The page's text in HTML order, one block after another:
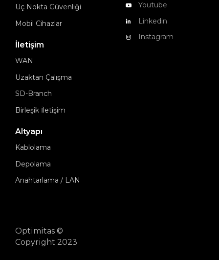
Uç Nokta Güvenliği
Mobil Cihazlar
İletişim
WAN
Uzaktan Çalışma
SD-Branch
Birleşik İletişim
Altyapı
Kablolama
Depolama
Anahtarlama / LAN
Youtube
Linkedin
Instagram
Optimitas ©
Copyright 2023